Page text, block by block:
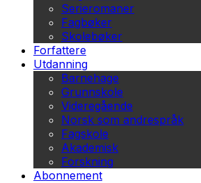
Serieromaner
Fagbøker
Skolebøker
Forfattere
Utdanning
Barnehage
Grunnskole
Videregående
Norsk som andrespråk
Fagskole
Akademisk
Forskning
Abonnement